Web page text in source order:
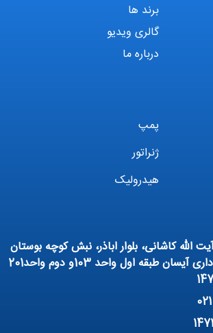
برند ها
گالری ویدیو
درباره ما
پمپ
ژنراتور
هیدرولیک
پمپ وکیوم
الله کاشانی، بلوار اباذر، نبش کوچه بوستان
3 غربی، ساختمان اداری آیسان طبقه اول واحد 103و دوم واحد201